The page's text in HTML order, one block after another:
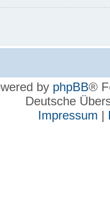
by phpBB®
Deutsche
Impressum |